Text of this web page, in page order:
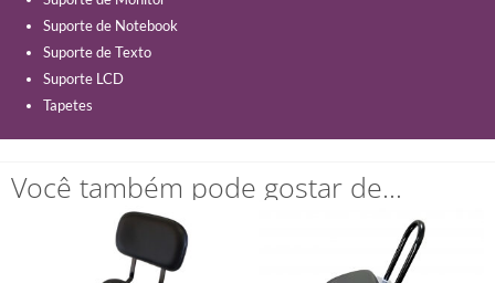
Suporte de Notebook
Suporte de Texto
Suporte LCD
Tapetes
Você também pode gostar de…